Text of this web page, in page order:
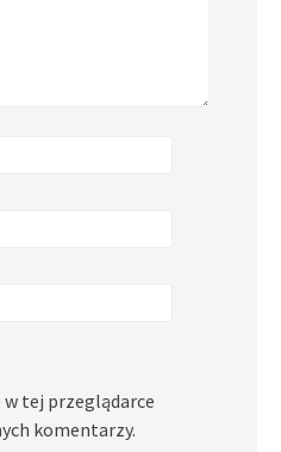
tej przeglądarce
komentarzy.